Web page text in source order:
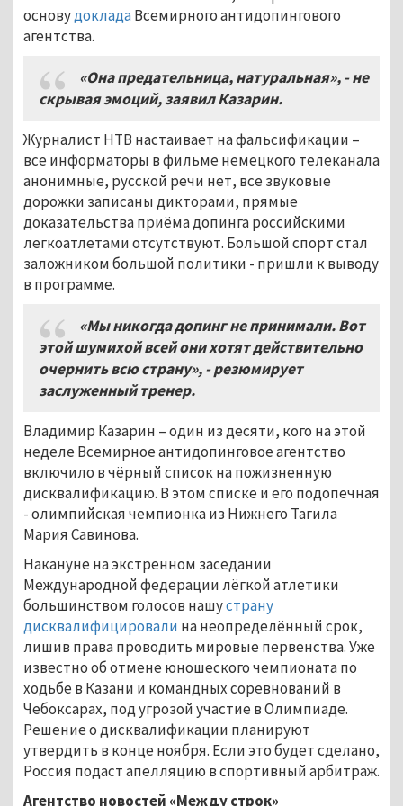
основудокладаВсемирного антидопингового
агентства.
«Она предательница, натуральная», - не
скрывая эмоций, заявил Казарин.
Журналист НТВ настаивает на фальсификации –
все информаторы в фильме немецкого телеканала
анонимные, русской речи нет, все звуковые
дорожки записаны дикторами, прямые
доказательства приёма допинга российскими
легкоатлетами отсутствуют. Большой спорт стал
заложником большой политики - пришли к выводу
в программе.
«Мы никогда допинг не принимали. Вот
этой шумихой всей они хотят действительно
очернить всю страну», - резюмирует
заслуженный тренер.
Владимир Казарин – один из десяти, кого на этой
неделе Всемирное антидопинговое агентство
включило в чёрный список на пожизненную
дисквалификацию. В этом списке и его подопечная
- олимпийская чемпионка из Нижнего Тагила
Мария Савинова.
Накануне на экстренном заседании
Международной федерации лёгкой атлетики
большинством голосов нашустрану
дисквалифицировали на неопределённый срок,
лишив права проводить мировые первенства. Уже
известно об отмене юношеского чемпионата по
ходьбе в Казани и командных соревнований в
Чебоксарах, под угрозой участие в Олимпиаде.
Решение о дисквалификации планируют
утвердить в конце ноября. Если это будет сделано,
Россия подаст апелляцию в спортивный арбитраж.
Агентство новостей «Между строк»